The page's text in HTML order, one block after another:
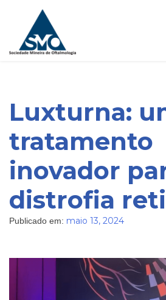
content
Luxturna:
tratamento
inovador
distrofia
Publicado em: maio 13, 2024